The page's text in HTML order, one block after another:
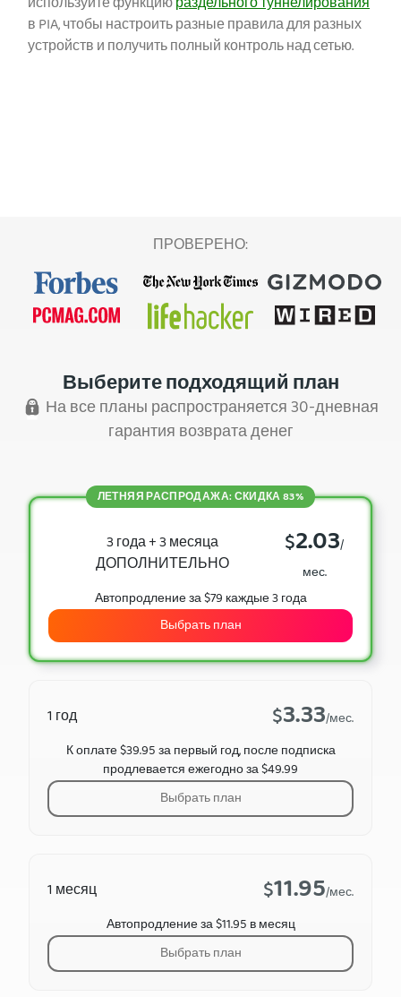
в PIA, чтобы настроить разные правила для разных
устройств и получить полный контроль над сетью.
ПРОВЕРЕНО:
Выберите подходящий план
На все планы распространяется 30-дневная
гарантия возврата денег
1 месяц $11.95/мес.
Автопродление за $11.95 в месяц
Выбрать план
3 года + 3 месяца
ДОПОЛНИТЕЛЬНО
$2.03/
мес.
ЛЕТНЯЯ РАСПРОДАЖА: СКИДКА 83%
Автопродление за $79 каждые 3 года
Выбрать план
1 год $3.33/мес.
К оплате $39.95 за первый год, после подписка
продлевается ежегодно за $49.99
Выбрать план